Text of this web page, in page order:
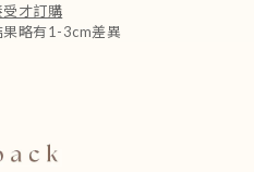
才訂購
果略有1-3cm差異